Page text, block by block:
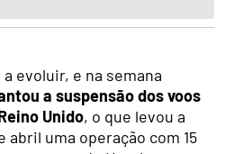
evoluir, e na semana
a suspensão dos voos
Unido, o que levou a
abril uma operação com 15